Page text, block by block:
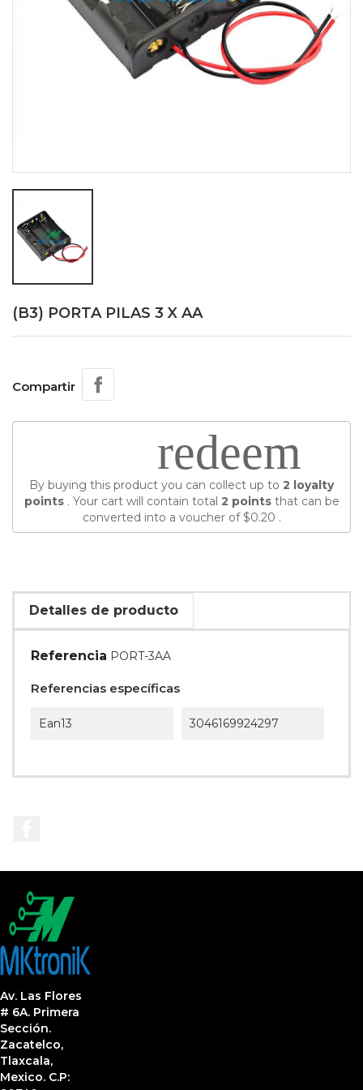
(B3) PORTA PILAS 3 X AA
Compartir
redeem
By buying this product you can collect up to 2 loyalty
points. Your cart will contain total 2 pointsthat can be
converted into a voucher of$0.20 .
Detalles de producto
Referencia PORT-3AA
Referencias específicas
Ean13 3046169924297
Av. Las Flores
# 6A. Primera
Sección.
Zacatelco,
Tlaxcala,
Mexico. C.P: